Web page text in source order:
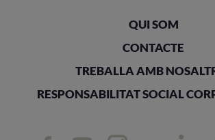
QUI SOM
CONTACTE
TREBALLA AMB
RESPONSABILITAT SOCIAL